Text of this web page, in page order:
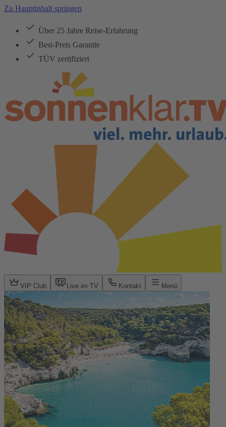
Zu Hauptinhalt springen
Über 25 Jahre Reise-Erfahrung
Best-Preis Garantie
TÜV zertifiziert
VIP Club Live im TV Kontakt Menü